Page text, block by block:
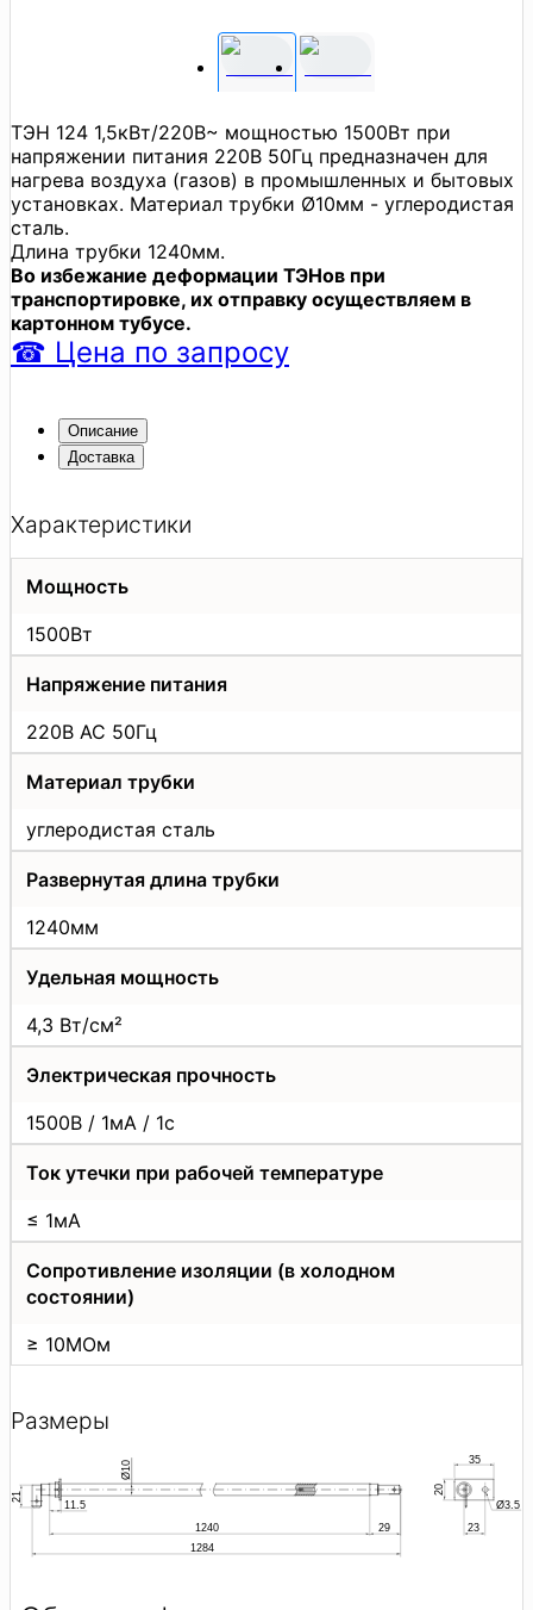
ТЭН 124 1,5кВт/220В~ мощностью 1500Вт при
напряжении питания 220В 50Гц предназначен для
нагрева воздуха (газов) в промышленных и бытовых
установках. Материал трубки Ø10мм - углеродистая
сталь.
Длина трубки 1240мм.
Во избежание деформации ТЭНов при
транспортировке, их отправку осуществляем в
картонном тубусе.
☎ Цена по запросу
Описание
Доставка
Характеристики
Мощность
1500Вт
Напряжение питания
220В АС 50Гц
Материал трубки
углеродистая сталь
Развернутая длина трубки
1240мм
Удельная мощность
4,3 Вт/см²
Электрическая прочность
1500В / 1мА / 1с
Ток утечки при рабочей температуре
≤ 1мА
Сопротивление изоляции (в холодном
состоянии)
≥ 10МОм
Размеры